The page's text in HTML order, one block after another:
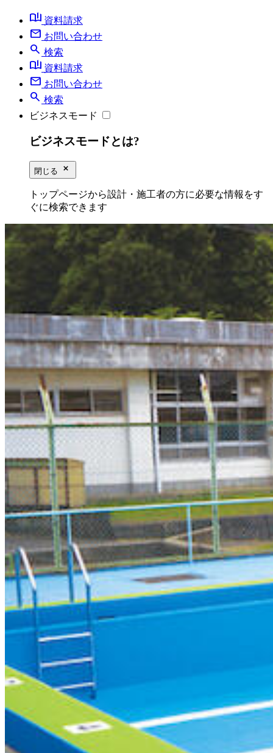
book_ribbon 資料請求
mail お問い合わせ
search 検索
book_ribbon 資料請求
mail お問い合わせ
search 検索
ビジネスモード
ビジネスモードとは?
閉じる close_small
トップページから設計・施工者の方に必要な情報をす
ぐに検索できます